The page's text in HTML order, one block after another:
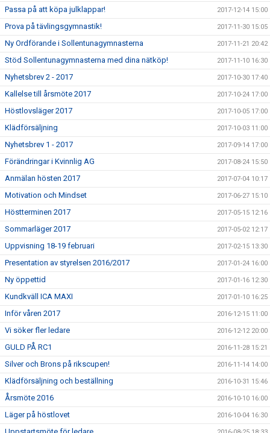
Passa på att köpa julklappar! 2017-12-14 15:00
Prova på tävlingsgymnastik! 2017-11-30 15:05
Ny Ordförande i Sollentunagymnasterna 2017-11-21 20:42
Stöd Sollentunagymnasterna med dina nätköp! 2017-11-10 16:30
Nyhetsbrev 2 - 2017 2017-10-30 17:40
Kallelse till årsmöte 2017 2017-10-24 17:00
Höstlovsläger 2017 2017-10-05 17:00
Klädförsäljning 2017-10-03 11:00
Nyhetsbrev 1 - 2017 2017-09-14 17:00
Förändringar i Kvinnlig AG 2017-08-24 15:50
Anmälan hösten 2017 2017-07-04 10:17
Motivation och Mindset 2017-06-27 15:10
Höstterminen 2017 2017-05-15 12:16
Sommarläger 2017 2017-05-02 12:17
Uppvisning 18-19 februari 2017-02-15 13:30
Presentation av styrelsen 2016/2017 2017-01-24 16:00
Ny öppettid 2017-01-16 12:30
Kundkväll ICA MAXI 2017-01-10 16:25
Inför våren 2017 2016-12-15 11:00
Vi söker fler ledare 2016-12-12 20:00
GULD PÅ RC1 2016-11-28 15:21
Silver och Brons på rikscupen! 2016-11-14 14:00
Klädförsäljning och beställning 2016-10-31 15:46
Årsmöte 2016 2016-10-10 16:00
Läger på höstlovet 2016-10-04 16:30